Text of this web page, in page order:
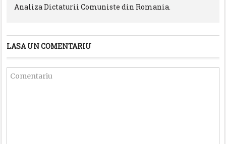
Analiza Dictaturii Comuniste din Romania.
LASA UN COMENTARIU